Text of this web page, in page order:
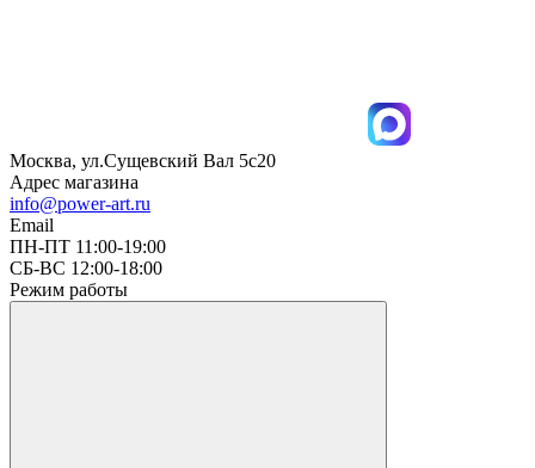
Москва, ул.Сущевский Вал 5с20
Адрес магазина
info@power-art.ru
Email
ПН-ПТ 11:00-19:00
СБ-ВС 12:00-18:00
Режим работы